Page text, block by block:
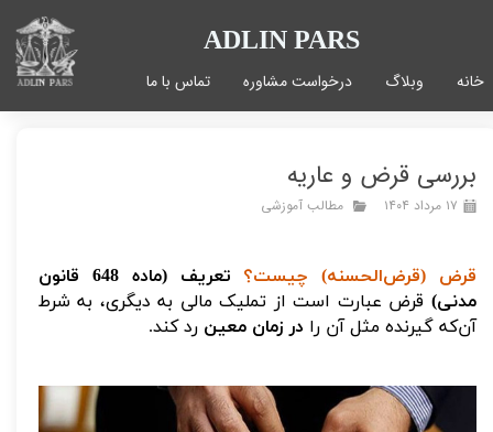
ADLIN PARS
خانه وبلاگ درخواست مشاوره تماس با ما
بررسی قرض و عاریه
۱۷ مرداد ۱۴۰۴ مطالب آموزشی
قرض (قرض‌الحسنه) چیست؟
تعریف (ماده 648 قانون
مدنی) قرض عبارت است از تملیک مالی به دیگری، به شرط
آن‌که گیرنده مثل آن را در زمان معین رد کند.